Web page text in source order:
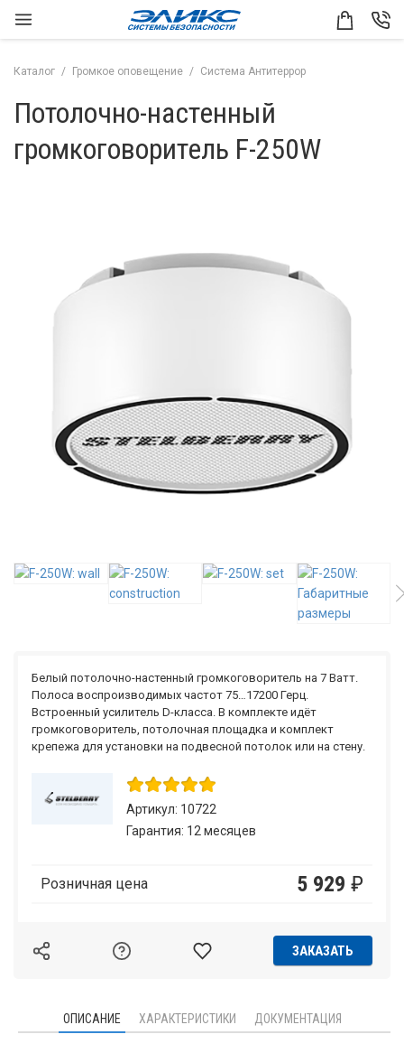
Каталог Громкое оповещение Система Антитеррор
Потолочно-настенный
громкоговоритель F-250W
Белый потолочно-настенный громкоговоритель на 7 Ватт.
Полоса воспроизводимых частот 75…17200 Герц.
Встроенный усилитель D-класса. В комплекте идёт
громкоговоритель, потолочная площадка и комплект
крепежа для установки на подвесной потолок или на стену.
Артикул: 10722
Гарантия: 12 месяцев
Розничная цена 5 929 ₽
ЗАКАЗАТЬ
ОПИСАНИЕ ХАРАКТЕРИСТИКИ ДОКУМЕНТАЦИЯ